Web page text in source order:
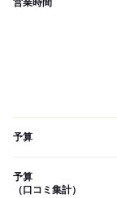
営業時間
予算
予算
（口コミ集計）